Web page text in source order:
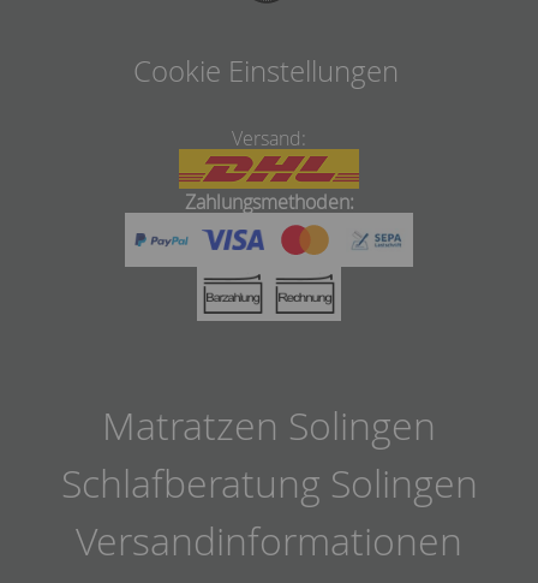
Cookie Einstellungen
Versand:
Zahlungsmethoden:
Matratzen Solingen
Schlafberatung Solingen
Versandinformationen